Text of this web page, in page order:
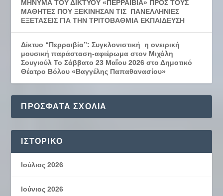
ΜΗΝΥΜΑ ΤΟΥ ΔΙΚΤΥΟΥ «ΠΕΡΡΑΙΒΙΑ» ΠΡΟΣ ΤΟΥΣ
ΜΑΘΗΤΕΣ ΠΟΥ ΞΕΚΙΝΗΣΑΝ ΤΙΣ ΠΑΝΕΛΛΗΝΙΕΣ
ΕΞΕΤΑΣΕΙΣ ΓΙΑ ΤΗΝ ΤΡΙΤΟΒΑΘΜΙΑ ΕΚΠΑΙΔΕΥΣΗ
Δίκτυο “Περραιβία”: Συγκλονιστική η ονειρική
μουσική παράσταση-αφιέρωμα στον Μιχάλη
Σουγιούλ Το Σάββατο 23 Μαΐου 2026 στο Δημοτικό
Θέατρο Βόλου «Βαγγέλης Παπαθανασίου»
ΠΡΌΣΦΑΤΑ ΣΧΌΛΙΑ
ΙΣΤΟΡΙΚΌ
Ιούλιος 2026
Ιούνιος 2026